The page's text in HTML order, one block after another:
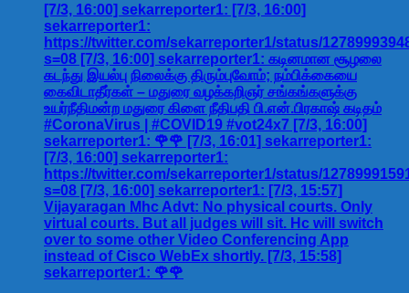
[7/3, 16:00] sekarreporter1: [7/3, 16:00]
sekarreporter1:
https://twitter.com/sekarreporter1/status/
s=08 [7/3, 16:00] sekarreporter1: கடினமான சூழலை
கடந்து இயல்பு நிலைக்கு திரும்புவோம்; நம்பிக்கையை
கைவிடாதீர்கள் – மதுரை வழக்கறிஞர் சங்கங்களுக்கு
உயர்நீதிமன்ற மதுரை கிளை நீதிபதி பி.என்.பிரகாஷ் கடிதம்
#CoronaVirus | #COVID19 #vot24x7 [7/3, 16:00]
sekarreporter1: 🌹🌹 [7/3, 16:01] sekarreporter1:
[7/3, 16:00] sekarreporter1:
https://twitter.com/sekarreporter1/status/
s=08 [7/3, 16:00] sekarreporter1: [7/3, 15:57]
Vijayaragan Mhc Advt: No physical courts. Only
virtual courts. But all judges will sit. Hc will switch
over to some other Video Conferencing App
instead of Cisco WebEx shortly. [7/3, 15:58]
sekarreporter1: 🌹🌹